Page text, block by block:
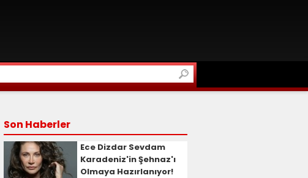
Son Haberler
Ece Dizdar Sevdam
Karadeniz'in Şehnaz'ı
Olmaya Hazırlanıyor!